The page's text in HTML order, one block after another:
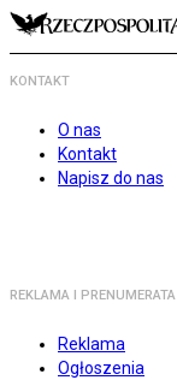
KONTAKT
O nas
Kontakt
Napisz do nas
REKLAMA I PRENUMERATA
Reklama
Ogłoszenia